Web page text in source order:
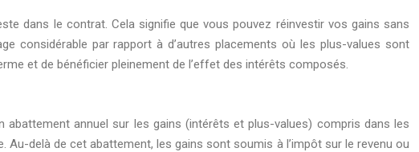
dans le contrat. Cela signifie que vous pouvez réinvestir vos gains sans
considérable par rapport à d’autres placements où les plus-values sont
et de bénéficier pleinement de l’effet des intérêts composés.
annuel sur les gains (intérêts et plus-values) compris dans les
delà de cet abattement, les gains sont soumis à l’impôt sur le revenu ou